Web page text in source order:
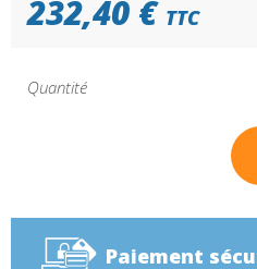
232,40 € TTC
Quantité
Paiement